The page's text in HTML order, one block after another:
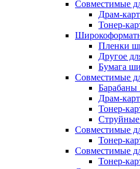
Совместимые
Драм-
Тонер-
Пленки
Другое
Бумага
Совместимые
Барабаны
Драм-
Тонер-
Совместимые
Тонер-
Совместимые
Тонер-